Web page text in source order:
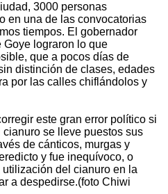
3000 personas
en una de las convocatorias
tiempos. El gobernador
Goye lograron lo que
que a pocos días de
distinción de clases, edades
por las calles chiflándolos y
este gran error político si
se lleve puestos sus
de cánticos, murgas y
y fue inequívoco, o
del cianuro en la
a despedirse.(foto Chiwi